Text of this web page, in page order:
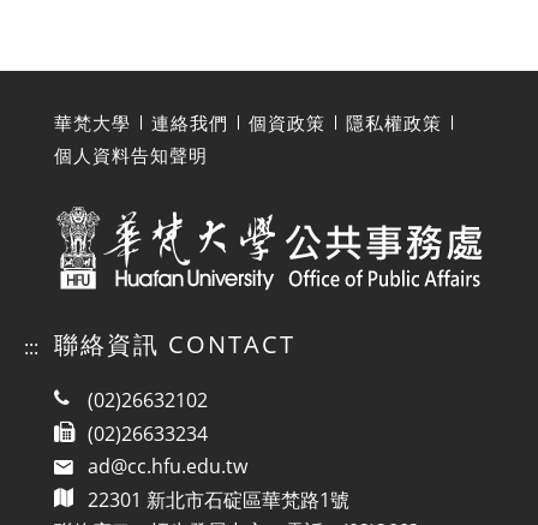
華梵大學 連絡我們 個資政策
隱私權政策
個人資料告知聲明
::: 聯絡資訊 CONTACT
(02)26632102
(02)26633234
ad@cc.hfu.edu.tw
22301 新北市石碇區華梵路1號